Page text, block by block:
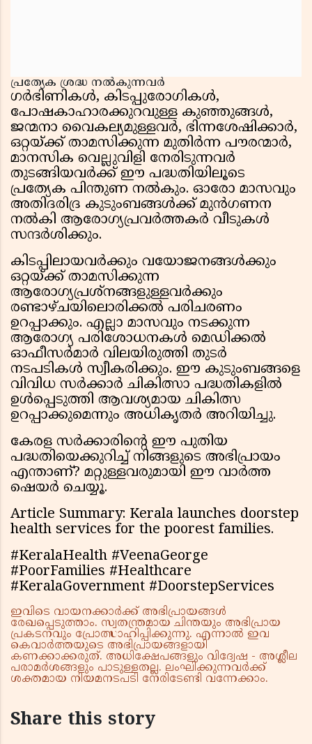
പ്രത്യേക ശ്രദ്ധ നൽകുന്നവർ
ഗർഭിണികൾ, കിടപ്പുരോഗികൾ,
പോഷകാഹാരക്കുറവുള്ള കുഞ്ഞുങ്ങൾ,
ജന്മനാ വൈകല്യമുള്ളവർ, ഭിന്നശേഷിക്കാർ,
ഒറ്റയ്ക്ക് താമസിക്കുന്ന മുതിർന്ന പൗരന്മാർ,
മാനസിക വെല്ലുവിളി നേരിടുന്നവർ
തുടങ്ങിയവർക്ക് ഈ പദ്ധതിയിലൂടെ
പ്രത്യേക പിന്തുണ നൽകും. ഓരോ മാസവും
അതിദരിദ്ര കുടുംബങ്ങൾക്ക് മുൻഗണന
നൽകി ആരോഗ്യപ്രവർത്തകർ വീടുകൾ
സന്ദർശിക്കും.
കിടപ്പിലായവർക്കും വയോജനങ്ങൾക്കും
ഒറ്റയ്ക്ക് താമസിക്കുന്ന
ആരോഗ്യപ്രശ്‌നങ്ങളുള്ളവർക്കും
രണ്ടാഴ്ചയിലൊരിക്കൽ പരിചരണം
ഉറപ്പാക്കും. എല്ലാ മാസവും നടക്കുന്ന
ആരോഗ്യ പരിശോധനകൾ മെഡിക്കൽ
ഓഫീസർമാർ വിലയിരുത്തി തുടർ
നടപടികൾ സ്വീകരിക്കും. ഈ കുടുംബങ്ങളെ
വിവിധ സർക്കാർ ചികിത്സാ പദ്ധതികളിൽ
ഉൾപ്പെടുത്തി ആവശ്യമായ ചികിത്സ
ഉറപ്പാക്കുമെന്നും അധികൃതർ അറിയിച്ചു.
കേരള സർക്കാരിന്റെ ഈ പുതിയ
പദ്ധതിയെക്കുറിച്ച് നിങ്ങളുടെ അഭിപ്രായം
എന്താണ്? മറ്റുള്ളവരുമായി ഈ വാർത്ത
ഷെയർ ചെയ്യൂ.
Article Summary: Kerala launches doorstep
health services for the poorest families.
#KeralaHealth #VeenaGeorge
#PoorFamilies #Healthcare
#KeralaGovernment #DoorstepServices
ഇവിടെ വായനക്കാർക്ക് അഭിപ്രായങ്ങൾ
രേഖപ്പെടുത്താം. സ്വതന്ത്രമായ ചിന്തയും അഭിപ്രായ
പ്രകടനവും പ്രോത്സാഹിപ്പിക്കുന്നു. എന്നാൽ ഇവ
കെവാർത്തയുടെ അഭിപ്രായങ്ങളായി
കണക്കാക്കരുത്. അധിക്ഷേപങ്ങളും വിദ്വേഷ - അശ്ലീല
പരാമർശങ്ങളും പാടുള്ളതല്ല. ലംഘിക്കുന്നവർക്ക്
ശക്തമായ നിയമനടപടി നേരിടേണ്ടി വന്നേക്കാം.
Share this story